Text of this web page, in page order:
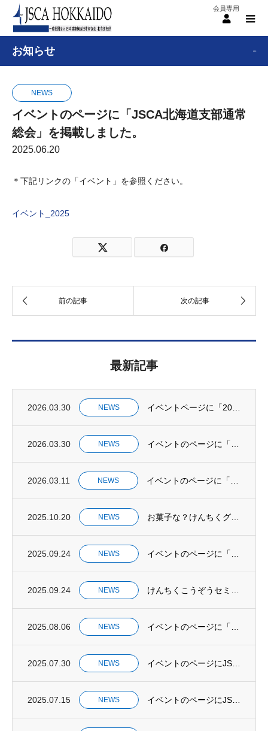
menu
お知らせ
NEWS
イベントのページに「JSCA北海道支部通常
総会」を掲載しました。
2025.06.20
＊下記リンクの「イベント」を参照ください。
イベント_2025
最新記事
2026.03.30 NEWS
2026.03.30 NEWS
2026.03.11 NEWS
2025.10.20 NEWS
2025.09.24 NEWS
2025.09.24 NEWS
2025.08.06 NEWS
2025.07.30 NEWS
2025.07.15 NEWS